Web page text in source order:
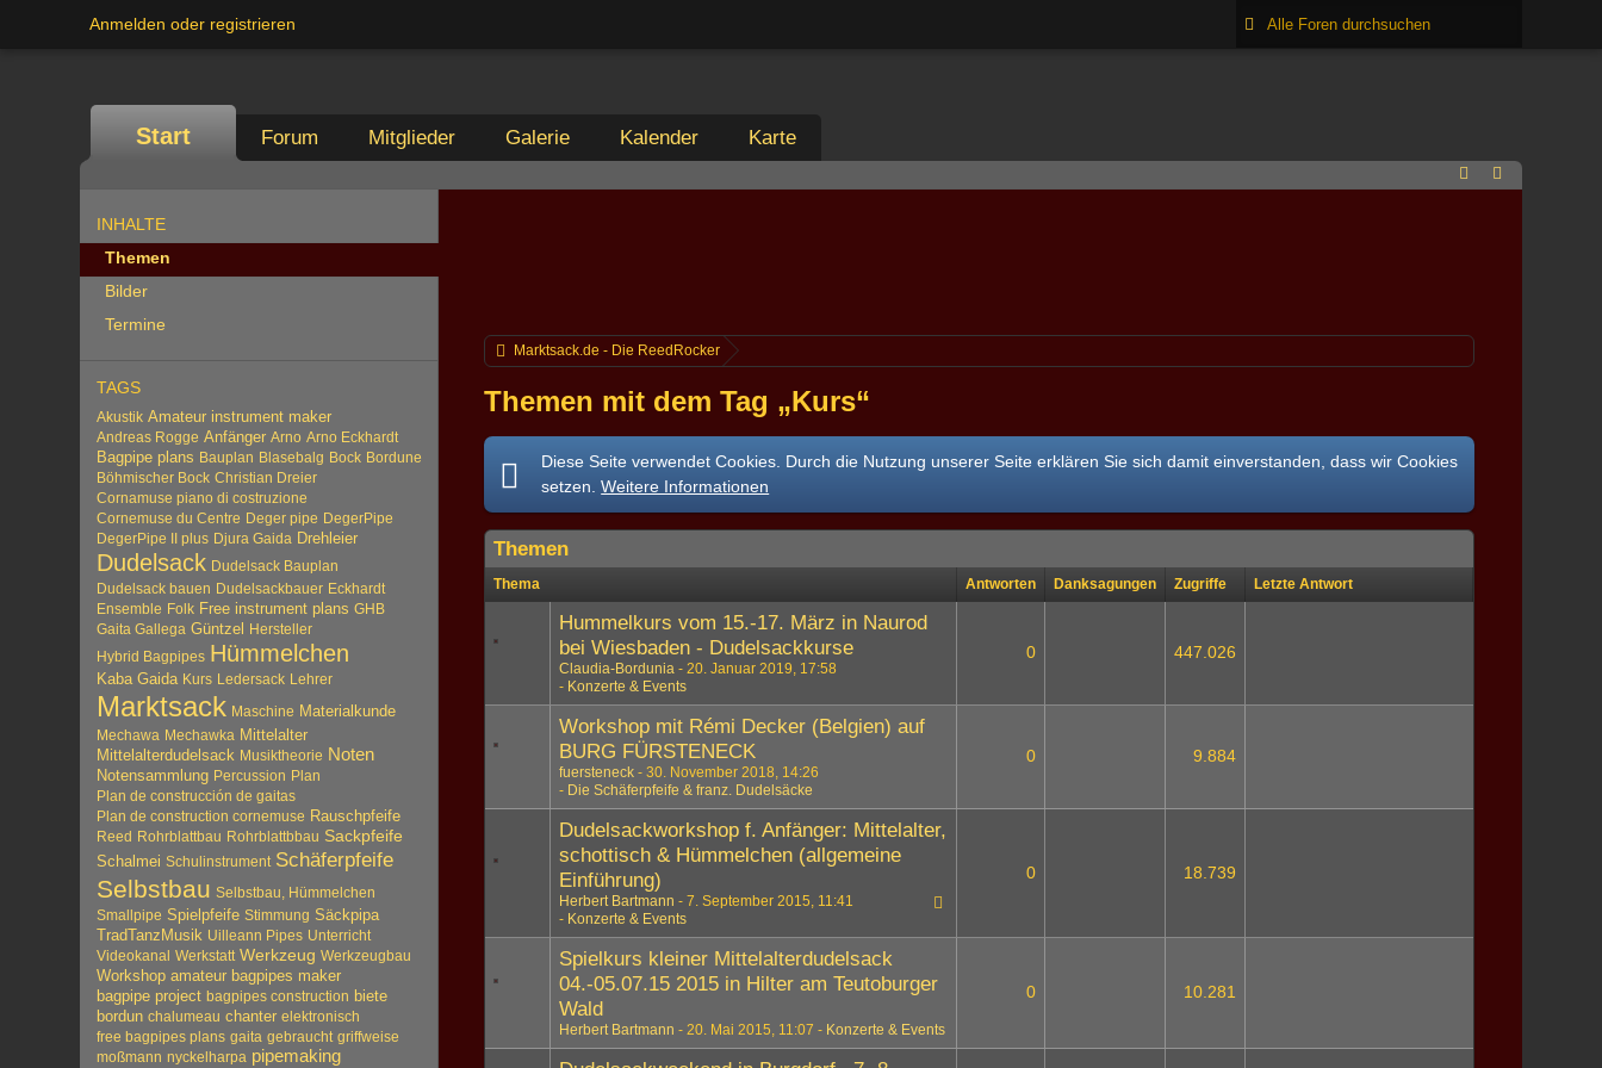
Anmelden oder registrieren
Start Forum Mitglieder Galerie Kalender Karte
INHALTE
Themen
Bilder
Termine
TAGS
Akustik Amateur instrument maker
Andreas Rogge Anfänger Arno Arno Eckhardt
Bagpipe plans Bauplan Blasebalg Bock Bordune
Böhmischer Bock Christian Dreier
Cornamuse piano di costruzione
Cornemuse du Centre Deger pipe DegerPipe
DegerPipe II plus Djura Gaida Drehleier
Dudelsack Dudelsack Bauplan
Dudelsack bauen Dudelsackbauer Eckhardt
Ensemble Folk Free instrument plans GHB
Gaita Gallega Güntzel
Hersteller
Hybrid Bagpipes Hümmelchen
Kaba Gaida Kurs Ledersack Lehrer
Marktsack Maschine Materialkunde
Mechawa Mechawka Mittelalter
Mittelalterdudelsack Musiktheorie Noten
Notensammlung Percussion Plan
Plan de construcción de gaitas
Plan de construction cornemuse Rauschpfeife
Reed Rohrblattbau Rohrblattbbau Sackpfeife
Schalmei Schulinstrument Schäferpfeife
Selbstbau Selbstbau, Hümmelchen
Smallpipe Spielpfeife Stimmung Säckpipa
TradTanzMusik Uilleann Pipes Unterricht
Videokanal Werkstatt Werkzeug Werkzeugbau
Workshop amateur bagpipes maker
bagpipe project bagpipes construction biete
bordun chalumeau chanter elektronisch
free bagpipes plans gaita gebraucht griffweise
moßmann nyckelharpa pipemaking
Marktsack.de - Die ReedRocker
Themen mit dem Tag „Kurs“
Diese Seite verwendet Cookies. Durch die Nutzung unserer Seite erklären Sie sich damit einverstanden, dass wir Cookies
setzen.Weitere Informationen
Themen
Thema Antworten Danksagungen Zugriffe Letzte Antwort
Hummelkurs vom 15.-17. März in Naurod
bei Wiesbaden - Dudelsackkurse
Claudia-Bordunia
20. Januar 2019, 17:58
Konzerte & Events
0 447.026
Workshop mit Rémi Decker (Belgien) auf
BURG FÜRSTENECK
fuersteneck
30. November 2018, 14:26
Die Schäferpfeife & franz. Dudelsäcke
0 9.884
Dudelsackworkshop f. Anfänger: Mittelalter,
schottisch & Hümmelchen (allgemeine
Einführung)
Herbert Bartmann
7. September 2015, 11:41
Konzerte & Events
0 18.739
Spielkurs kleiner Mittelalterdudelsack
04.-05.07.15 2015 in Hilter am Teutoburger
Wald
Herbert Bartmann 20. Mai 2015, 11:07 Konzerte & Events
0 10.281